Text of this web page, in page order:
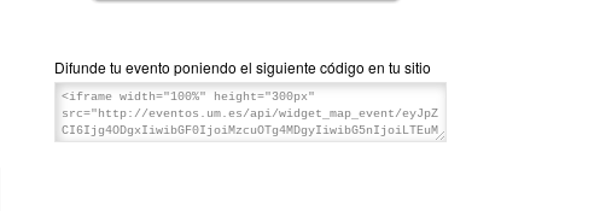
Difunde tu evento poniendo el siguiente código en tu sitio